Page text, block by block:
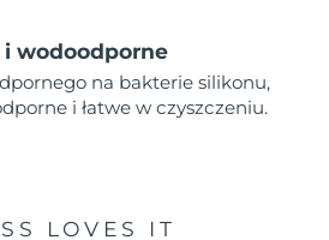
wodoodporne
na bakterie silikonu,
i łatwe w czyszczeniu.
LOVES IT